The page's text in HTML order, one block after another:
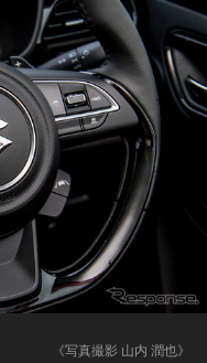
《写真撮影 山内 潤也》